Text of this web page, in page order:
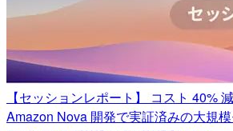
【セッションレポート】 コスト 40%
Amazon Nova 開発で実証済みの大規